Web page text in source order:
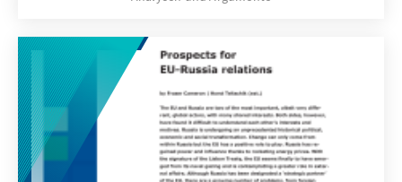
Erweiterungspolitik der NATO. Welche
Strategie empfiehlt sich gegenüber den
osteuropäischen Beitrittsaspiranten, welche
gegenüber den Partnern in anderen
Weltregionen?